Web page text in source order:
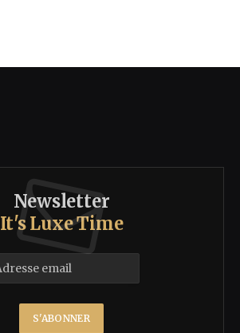
Newsletter
It's Luxe Time